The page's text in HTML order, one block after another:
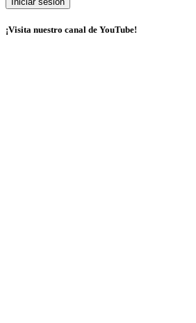
¡Visita nuestro canal de YouTube!